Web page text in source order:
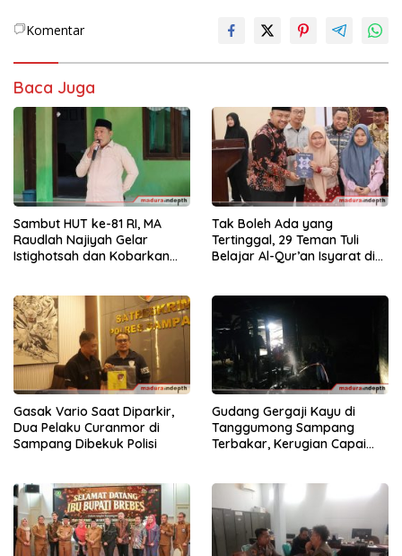
Komentar
Baca Juga
Sambut HUT ke-81 RI, MA
Raudlah Najiyah Gelar
Istighotsah dan Kobarkan
Tak Boleh Ada yang
Tertinggal, 29 Teman Tuli
Belajar Al-Qur’an Isyarat di
Gasak Vario Saat Diparkir,
Dua Pelaku Curanmor di
Sampang Dibekuk Polisi
Gudang Gergaji Kayu di
Tanggumong Sampang
Terbakar, Kerugian Capai